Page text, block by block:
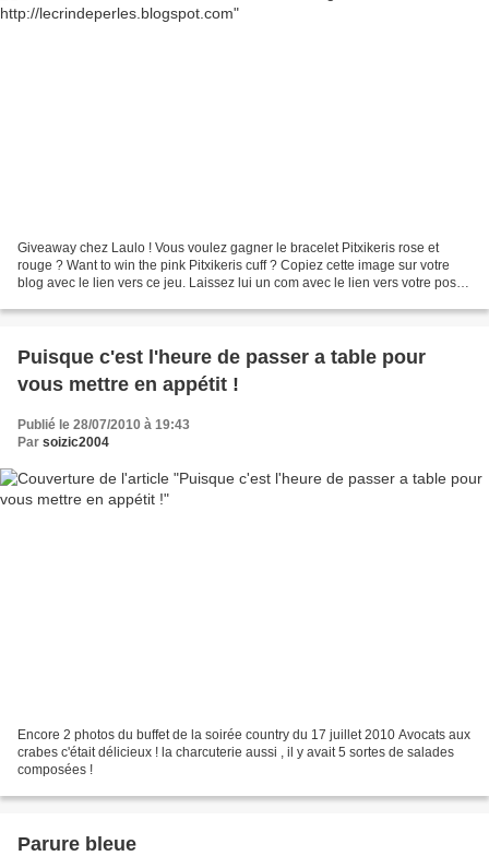
Giveaway chez Laulo ! Vous voulez gagner le bracelet Pitxikeris rose et
rouge ? Want to win the pink Pitxikeris cuff ? Copiez cette image sur votre
blog avec le lien vers ce jeu. Laissez lui un com avec le lien vers votre post
Puisque c'est l'heure de passer a table pour
vous mettre en appétit !
Publié le 28/07/2010 à 19:43
Par soizic2004
Encore 2 photos du buffet de la soirée country du 17 juillet 2010 Avocats aux
crabes c'était délicieux ! la charcuterie aussi , il y avait 5 sortes de salades
composées !
Parure bleue